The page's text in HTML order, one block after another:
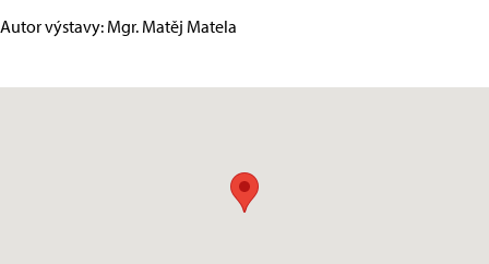
Autor výstavy: Mgr. Matěj Matela